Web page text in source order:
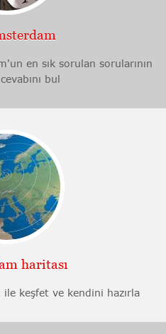
en sık sorulan sorularının
bul
haritası
keşfet ve kendini hazırla